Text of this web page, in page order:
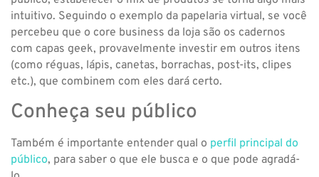
intuitivo. Seguindo o exemplo da papelaria virtual, se você
percebeu que o core business da loja são os cadernos
com capas geek, provavelmente investir em outros itens
(como réguas, lápis, canetas, borrachas, post-its, clipes
etc.), que combinem com eles dará certo.
Conheça seu público
Também é importante entender qual o perfil principal do
público, para saber o que ele busca e o que pode agradá-